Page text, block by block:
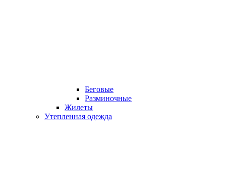
Беговые
Разминочные
Жилеты
Утепленная одежда